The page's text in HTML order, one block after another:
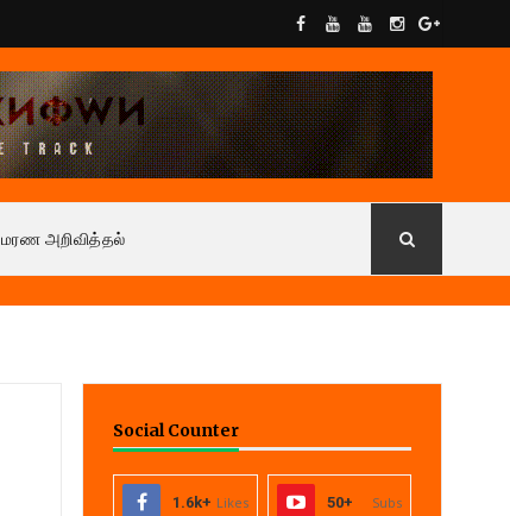
மரண அறிவித்தல்
Social Counter
1.6k+ Likes 50+ Subs